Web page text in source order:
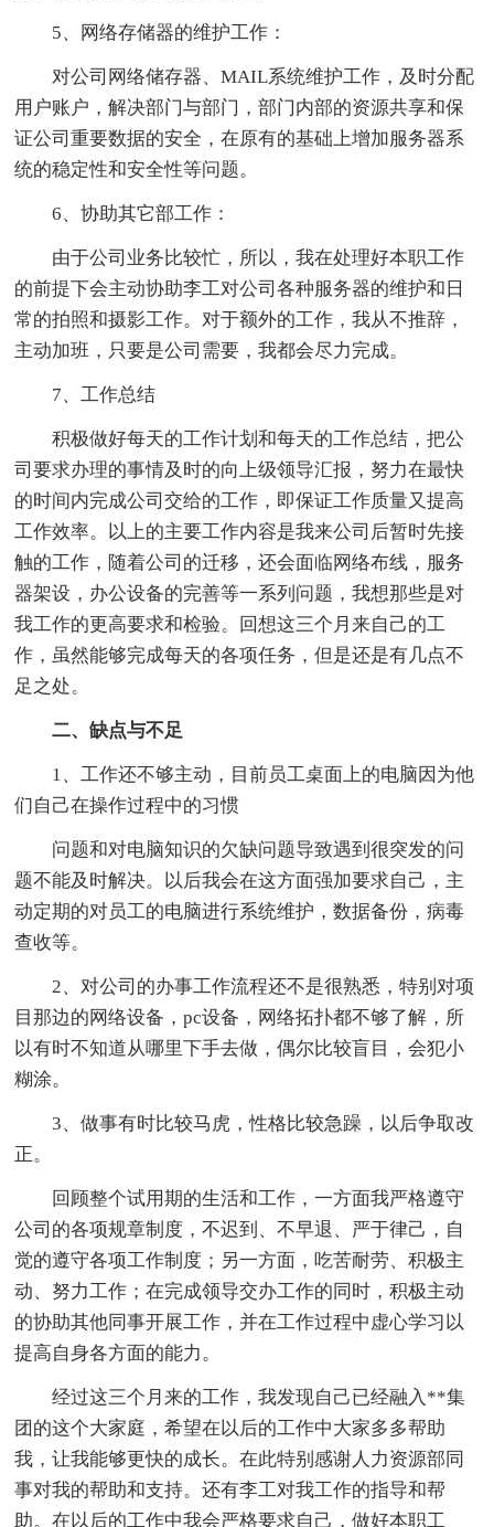
5、网络存储器的维护工作：
对公司网络储存器、MAIL系统维护工作，及时分配
用户账户，解决部门与部门，部门内部的资源共享和保
证公司重要数据的安全，在原有的基础上增加服务器系
统的稳定性和安全性等问题。
6、协助其它部工作：
由于公司业务比较忙，所以，我在处理好本职工作
的前提下会主动协助李工对公司各种服务器的维护和日
常的拍照和摄影工作。对于额外的工作，我从不推辞，
主动加班，只要是公司需要，我都会尽力完成。
7、工作总结
积极做好每天的工作计划和每天的工作总结，把公
司要求办理的事情及时的向上级领导汇报，努力在最快
的时间内完成公司交给的工作，即保证工作质量又提高
工作效率。以上的主要工作内容是我来公司后暂时先接
触的工作，随着公司的迁移，还会面临网络布线，服务
器架设，办公设备的完善等一系列问题，我想那些是对
我工作的更高要求和检验。回想这三个月来自己的工
作，虽然能够完成每天的各项任务，但是还是有几点不
足之处。
二、缺点与不足
1、工作还不够主动，目前员工桌面上的电脑因为他
们自己在操作过程中的习惯
问题和对电脑知识的欠缺问题导致遇到很突发的问
题不能及时解决。以后我会在这方面强加要求自己，主
动定期的对员工的电脑进行系统维护，数据备份，病毒
查收等。
2、对公司的办事工作流程还不是很熟悉，特别对项
目那边的网络设备，pc设备，网络拓扑都不够了解，所
以有时不知道从哪里下手去做，偶尔比较盲目，会犯小
糊涂。
3、做事有时比较马虎，性格比较急躁，以后争取改
正。
回顾整个试用期的生活和工作，一方面我严格遵守
公司的各项规章制度，不迟到、不早退、严于律己，自
觉的遵守各项工作制度；另一方面，吃苦耐劳、积极主
动、努力工作；在完成领导交办工作的同时，积极主动
的协助其他同事开展工作，并在工作过程中虚心学习以
提高自身各方面的能力。
经过这三个月来的工作，我发现自己已经融入**集
团的这个大家庭，希望在以后的工作中大家多多帮助
我，让我能够更快的成长。在此特别感谢人力资源部同
事对我的帮助和支持。还有李工对我工作的指导和帮
助。在以后的工作中我会严格要求自己，做好本职工